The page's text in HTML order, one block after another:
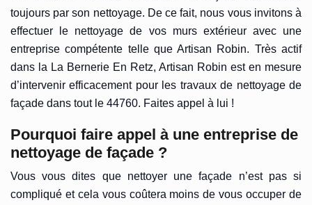
toujours par son nettoyage. De ce fait, nous vous invitons à
effectuer le nettoyage de vos murs extérieur avec une
entreprise compétente telle que Artisan Robin. Très actif
dans la La Bernerie En Retz, Artisan Robin est en mesure
d’intervenir efficacement pour les travaux de nettoyage de
façade dans tout le 44760. Faites appel à lui !
Pourquoi faire appel à une entreprise de
nettoyage de façade ?
Vous vous dites que nettoyer une façade n’est pas si
compliqué et cela vous coûtera moins de vous occuper de